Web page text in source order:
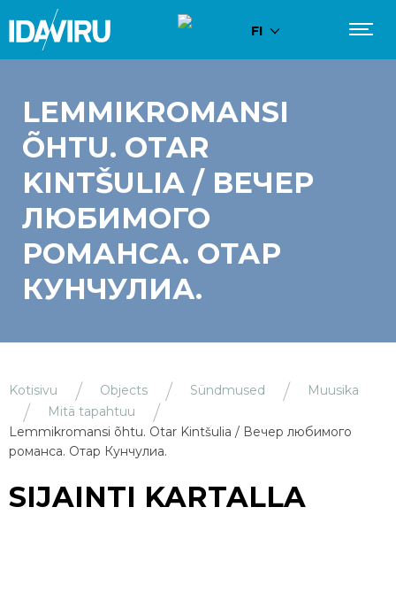
FI
LEMMIKROMANSI
ÕHTU. OTAR
KINTŠULIA / ВЕЧЕР
ЛЮБИМОГО
РОМАНСА. ОТАР
КУНЧУЛИА.
Kotisivu Objects Sündmused
Muusika
Mitä tapahtuu
Lemmikromansi õhtu. Otar Kintšulia / Вечер любимого
романса. Отар Кунчулиа.
SIJAINTI KARTALLA